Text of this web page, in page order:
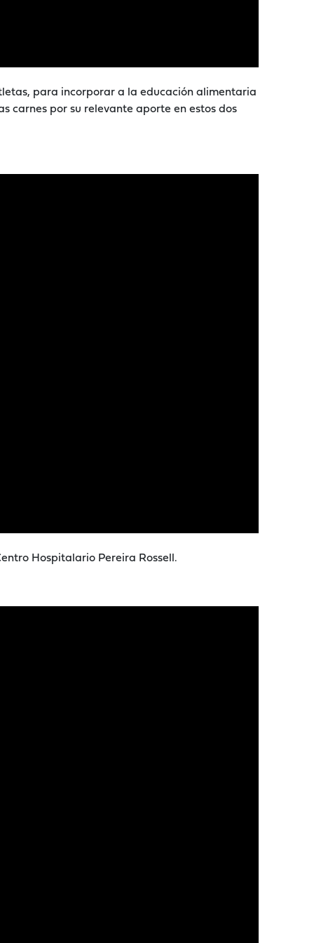
para incorporar a la educación alimentaria
carnes por su relevante aporte en estos dos
Hospitalario Pereira Rossell.